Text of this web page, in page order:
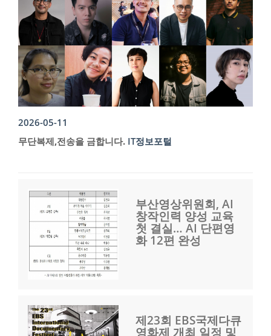
2026-05-11
무단복제,전송을 금합니다. IT정보포털
부산영상위원회, AI
창작인력 양성 교육
첫 결실… AI 단편영
화 12편 완성
제23회 EBS국제다큐
영화제 개최 일정 및